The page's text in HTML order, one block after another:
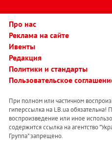
Про нас
Реклама на сайте
Ивенты
Редакция
Политики и стандарты
Пользовательское
При полном или частичном
гиперссылка на LB.ua обязательна!
воспроизведение или иное
содержится ссылка на агентство
Группа" запрещено.